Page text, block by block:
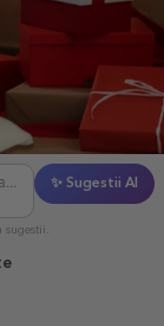
✨ Sugestii AI
sugestii.